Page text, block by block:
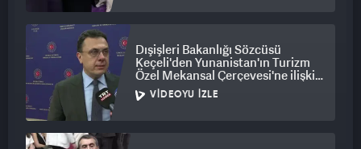
Dışişleri Bakanlığı Sözcüsü
Keçeli'den Yunanistan'ın Turizm
Özel Mekansal Çerçevesi'ne ilişkin
açıklama
VIDEOYU İZLE